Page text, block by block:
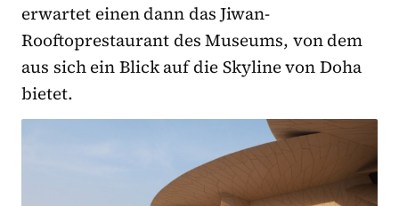
erwartet einen dann das Jiwan-
Rooftoprestaurant des Museums, von dem
aus sich ein Blick auf die Skyline von Doha
bietet.